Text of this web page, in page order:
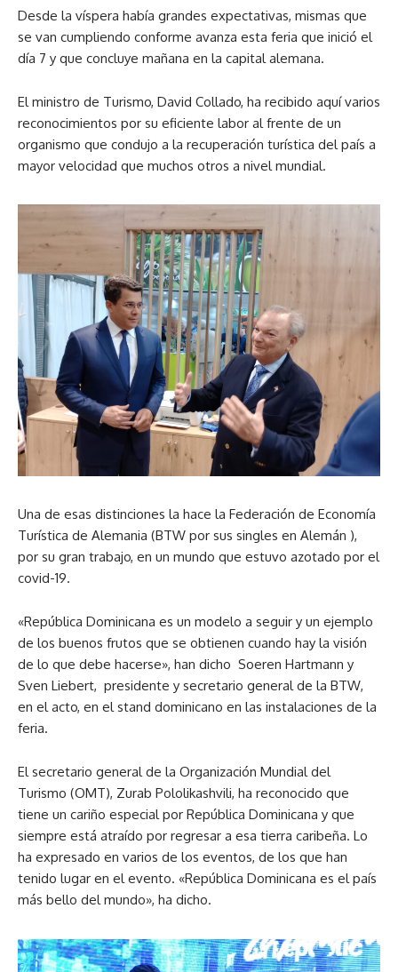
Desde la víspera había grandes expectativas, mismas que
se van cumpliendo conforme avanza esta feria que inició el
día 7 y que concluye mañana en la capital alemana.
El ministro de Turismo, David Collado, ha recibido aquí varios
reconocimientos por su eficiente labor al frente de un
organismo que condujo a la recuperación turística del país a
mayor velocidad que muchos otros a nivel mundial.
Una de esas distinciones la hace la Federación de Economía
Turística de Alemania (BTW por sus singles en Alemán ),
por su gran trabajo, en un mundo que estuvo azotado por el
covid-19.
«República Dominicana es un modelo a seguir y un ejemplo
de los buenos frutos que se obtienen cuando hay la visión
de lo que debe hacerse», han dicho Soeren Hartmann y
Sven Liebert, presidente y secretario general de la BTW,
en el acto, en el stand dominicano en las instalaciones de la
feria.
El secretario general de la Organización Mundial del
Turismo (OMT), Zurab Pololikashvili, ha reconocido que
tiene un cariño especial por República Dominicana y que
siempre está atraído por regresar a esa tierra caribeña. Lo
ha expresado en varios de los eventos, de los que han
tenido lugar en el evento. «República Dominicana es el país
más bello del mundo», ha dicho.